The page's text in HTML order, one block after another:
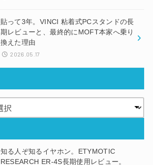
貼って3年。VINCI 粘着式PCスタンドの長
期レビューと、最終的にMOFT本家へ乗り
換えた理由
2026.05.17
知る人ぞ知るイヤホン。ETYMOTIC
RESEARCH ER-4S長期使用レビュー。